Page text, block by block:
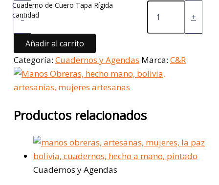
-
Cuaderno de Cuero Tapa Rígida
cantidad
+
Añadir al carrito
Categoría: Cuadernos y Agendas Marca: C&R
Productos relacionados
Cuadernos y Agendas